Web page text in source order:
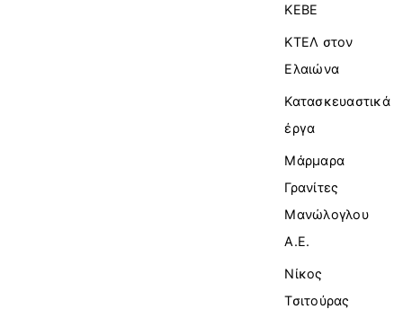
ΚΕΒΕ
ΚΤΕΛ στον
Ελαιώνα
Κατασκευαστικά
έργα
Μάρμαρα
Γρανίτες
Μανώλογλου
Α.Ε.
Νίκος
Τσιτούρας